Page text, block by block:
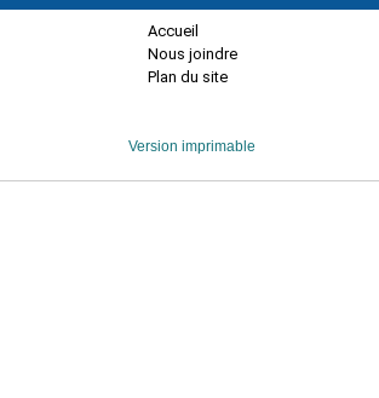
Accueil
Nous joindre
Plan du site
Version imprimable